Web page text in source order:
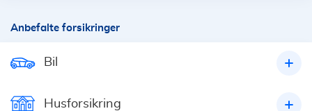
Anbefalte forsikringer
Bil
Husforsikring